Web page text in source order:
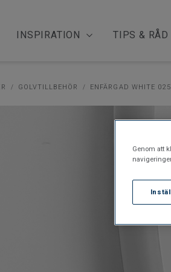
INSPIRATION TIPS & RÅD
GOLVTILLBEHÖR ENFÄRGAD WHITE
Genom att